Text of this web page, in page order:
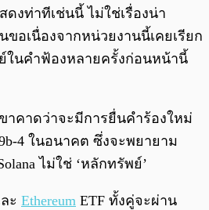
งท่าทีเช่นนี้ ไม่ใช่เรื่องน่า
อเนื่องจากหน่วยงานนี้เคยเรียก
ย์ในคำฟ้องหลายครั้งก่อนหน้านี้
าคาดว่าจะมีการยื่นคำร้องใหม่
4 ในอนาคต ซึ่งจะพยายาม
ไม่ใช่ ‘หลักทรัพย์’
ะ Ethereum ETF ทั้งคู่จะผ่าน